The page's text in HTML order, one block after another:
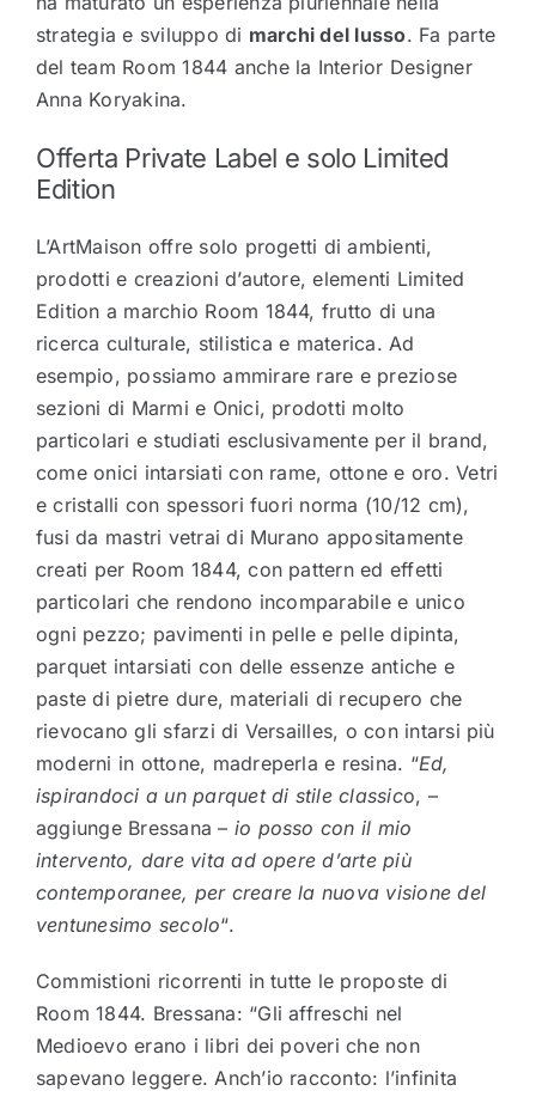
strategia e sviluppo di marchi del lusso. Fa parte
del team Room 1844 anche la Interior Designer
Anna Koryakina.
Offerta Private Label e solo Limited
Edition
L’ArtMaison offre solo progetti di ambienti,
prodotti e creazioni d’autore, elementi Limited
Edition a marchio Room 1844, frutto di una
ricerca culturale, stilistica e materica. Ad
esempio, possiamo ammirare rare e preziose
sezioni di Marmi e Onici, prodotti molto
particolari e studiati esclusivamente per il brand,
come onici intarsiati con rame, ottone e oro. Vetri
e cristalli con spessori fuori norma (10/12 cm),
fusi da mastri vetrai di Murano appositamente
creati per Room 1844, con pattern ed effetti
particolari che rendono incomparabile e unico
ogni pezzo; pavimenti in pelle e pelle dipinta,
parquet intarsiati con delle essenze antiche e
paste di pietre dure, materiali di recupero che
rievocano gli sfarzi di Versailles, o con intarsi più
moderni in ottone, madreperla e resina. “Ed,
ispirandoci a un parquet di stile classico, –
aggiunge Bressana – io posso con il mio
intervento, dare vita ad opere d’arte più
contemporanee, per creare la nuova visione del
ventunesimo secolo“.
Commistioni ricorrenti in tutte le proposte di
Room 1844. Bressana: “Gli affreschi nel
Medioevo erano i libri dei poveri che non
sapevano leggere. Anch’io racconto: l’infinita